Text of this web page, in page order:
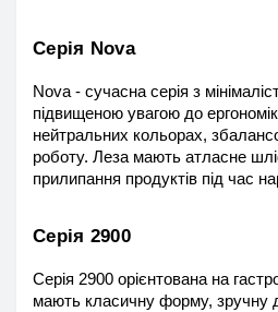
Серія Nova
Nova - сучасна серія з
підвищеною увагою до
нейтральних кольорах,
роботу. Леза мають атласне
прилипання продуктів під час
Серія 2900
Серія 2900 орієнтована на
мають класичну форму, зручну